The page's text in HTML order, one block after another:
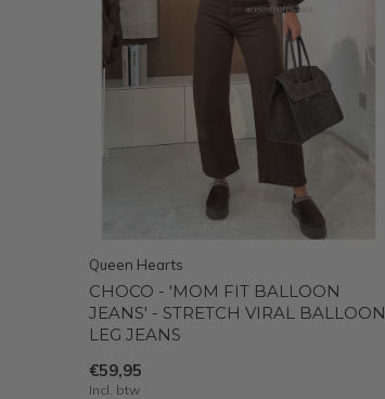
Queen Hearts
CHOCO - 'MOM FIT BALLOON
JEANS' - STRETCH VIRAL BALLOON
LEG JEANS
€59,95
Incl. btw